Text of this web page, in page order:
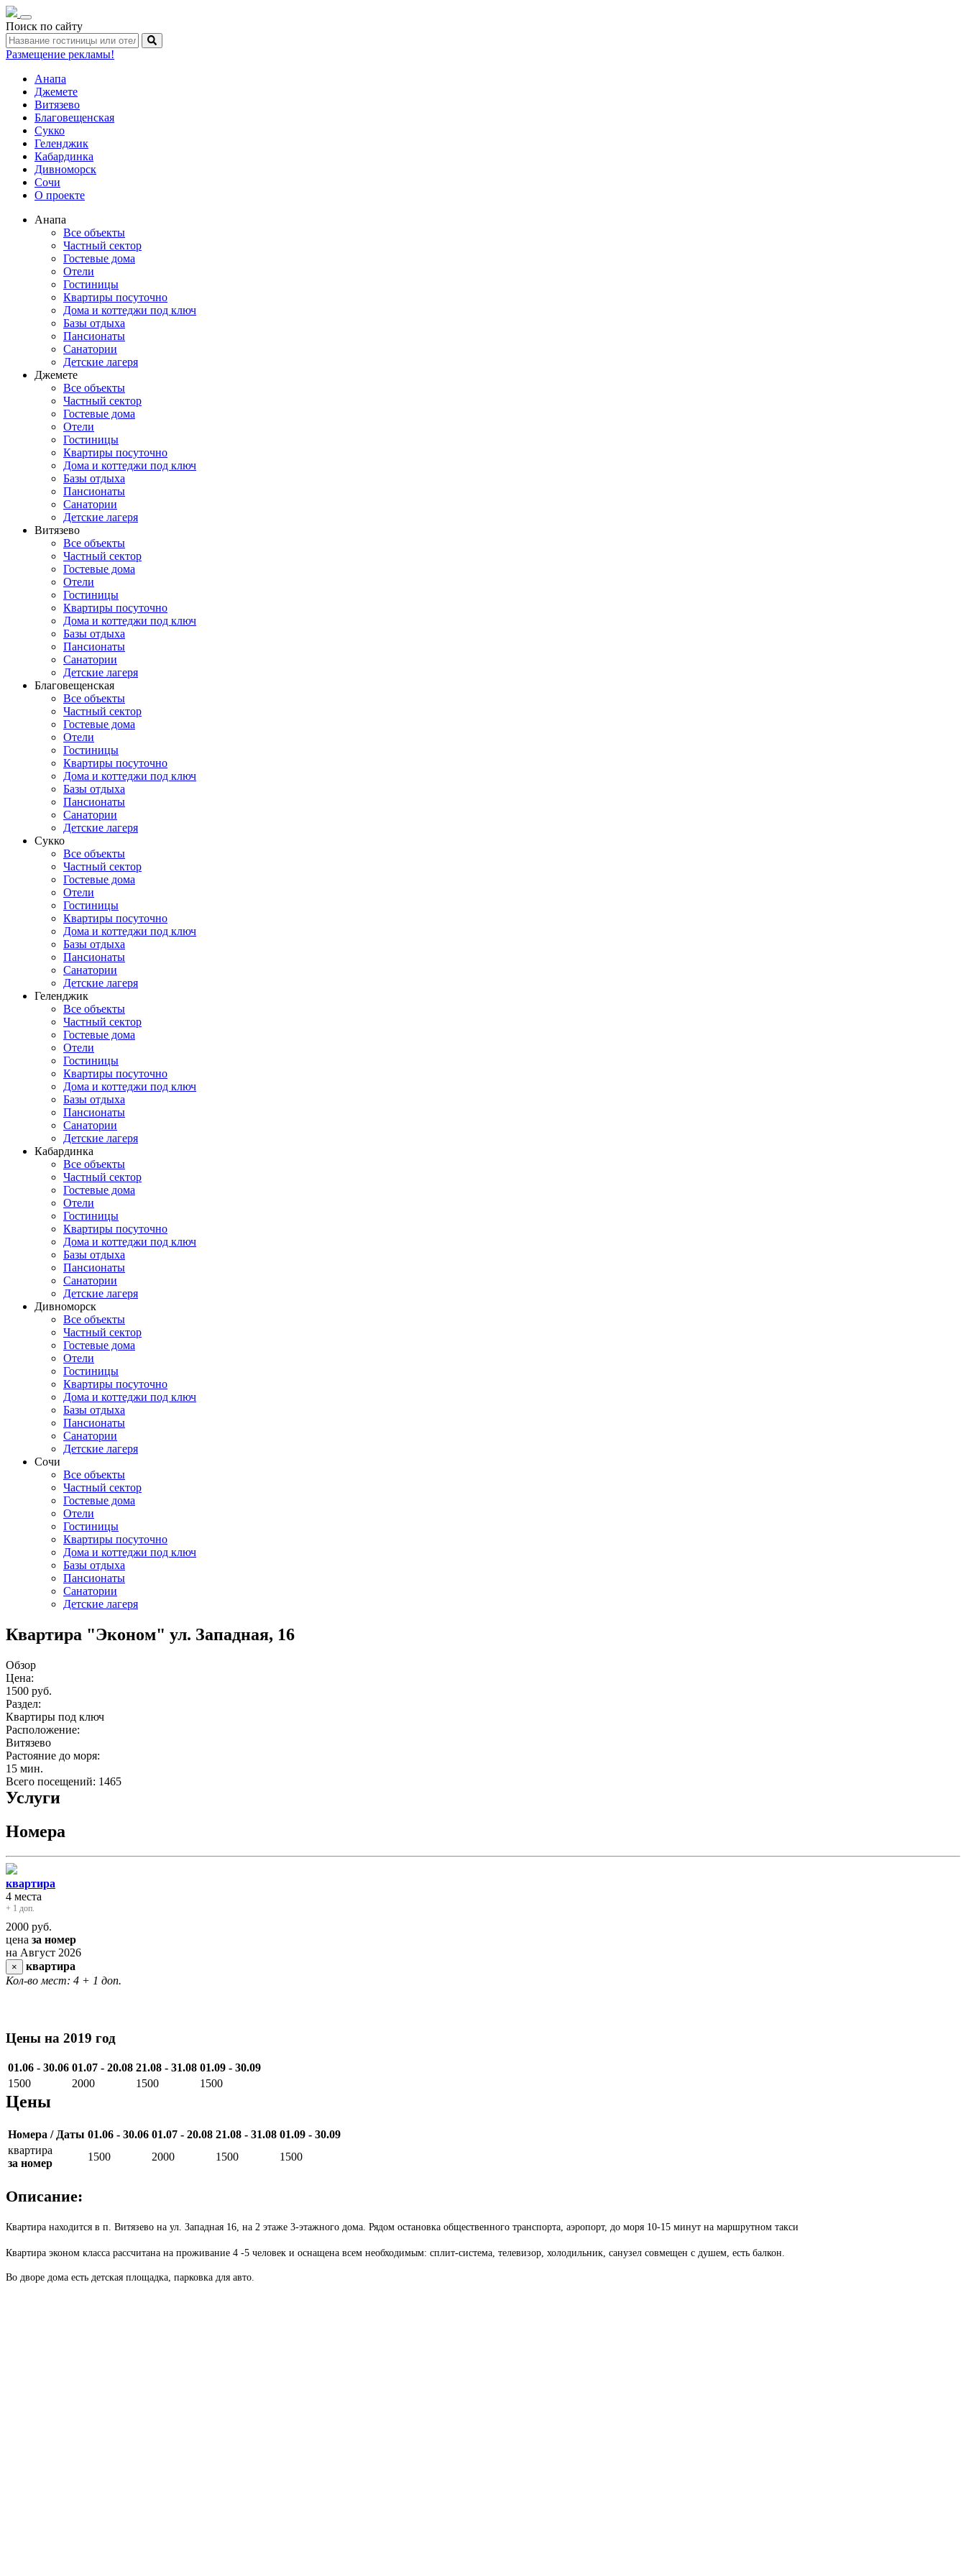
Toggle
navigation
Поиск по сайту
Размещение рекламы!
Анапа
Джемете
Витязево
Благовещенская
Сукко
Геленджик
Кабардинка
Дивноморск
Сочи
О проекте
Анапа
Все объекты
Частный сектор
Гостевые дома
Отели
Гостиницы
Квартиры посуточно
Дома и коттеджи под ключ
Базы отдыха
Пансионаты
Санатории
Детские лагеря
Джемете
Все объекты
Частный сектор
Гостевые дома
Отели
Гостиницы
Квартиры посуточно
Дома и коттеджи под ключ
Базы отдыха
Пансионаты
Санатории
Детские лагеря
Витязево
Все объекты
Частный сектор
Гостевые дома
Отели
Гостиницы
Квартиры посуточно
Дома и коттеджи под ключ
Базы отдыха
Пансионаты
Санатории
Детские лагеря
Благовещенская
Все объекты
Частный сектор
Гостевые дома
Отели
Гостиницы
Квартиры посуточно
Дома и коттеджи под ключ
Базы отдыха
Пансионаты
Санатории
Детские лагеря
Сукко
Все объекты
Частный сектор
Гостевые дома
Отели
Гостиницы
Квартиры посуточно
Дома и коттеджи под ключ
Базы отдыха
Пансионаты
Санатории
Детские лагеря
Геленджик
Все объекты
Частный сектор
Гостевые дома
Отели
Гостиницы
Квартиры посуточно
Дома и коттеджи под ключ
Базы отдыха
Пансионаты
Санатории
Детские лагеря
Кабардинка
Все объекты
Частный сектор
Гостевые дома
Отели
Гостиницы
Квартиры посуточно
Дома и коттеджи под ключ
Базы отдыха
Пансионаты
Санатории
Детские лагеря
Дивноморск
Все объекты
Частный сектор
Гостевые дома
Отели
Гостиницы
Квартиры посуточно
Дома и коттеджи под ключ
Базы отдыха
Пансионаты
Санатории
Детские лагеря
Сочи
Все объекты
Частный сектор
Гостевые дома
Отели
Гостиницы
Квартиры посуточно
Дома и коттеджи под ключ
Базы отдыха
Пансионаты
Санатории
Детские лагеря
Квартира "Эконом" ул. Западная, 16
Обзор
Цена:
1500 руб.
Раздел:
Квартиры под ключ
Расположение:
Витязево
Растояние до моря:
15 мин.
Всего посещений: 1465
Услуги
Номера
квартира
4 места
+ 1 доп.
2000 руб.
цена за номер
на Август 2026
×
квартира
Кол-во мест: 4 + 1 доп.
Цены на 2019 год
01.06 - 30.06 01.07 - 20.08 21.08 - 31.08 01.09 - 30.09
1500
2000 1500 1500
Цены
Номера / Даты 01.06 - 30.06 01.07 - 20.08 21.08 - 31.08 01.09 - 30.09
квартира
за номер
1500 2000 1500 1500
Описание:
Квартира находится в п. Витязево на ул. Западная 16, на 2 этаже 3-этажного дома. Рядом остановка общественного транспорта, аэропорт, до моря 10-15 минут на маршрутном такси
Квартира эконом класса рассчитана на проживание 4 -5 человек и оснащена всем необходимым: сплит-система, телевизор, холодильник, санузел совмещен с душем, есть балкон.
Во дворе дома есть детская площадка, парковка для авто.